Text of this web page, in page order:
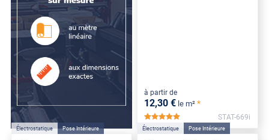
à partir de
12,30 € le m² *
STAT-669i
Électrostatique Pose Intérieure Électrostatique Pose Intérieure